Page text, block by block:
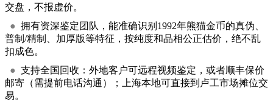
交盘，不报虚价。
● 拥有资深鉴定团队，能准确识别1992年熊猫金币的真伪、
普制/精制、加厚版等特征，按纯度和品相公正估价，绝不乱
扣成色。
● 支持全国回收：外地客户可远程视频鉴定，或者顺丰保价
邮寄（需提前电话沟通）；上海本地可直接到卢工市场摊位交
易。